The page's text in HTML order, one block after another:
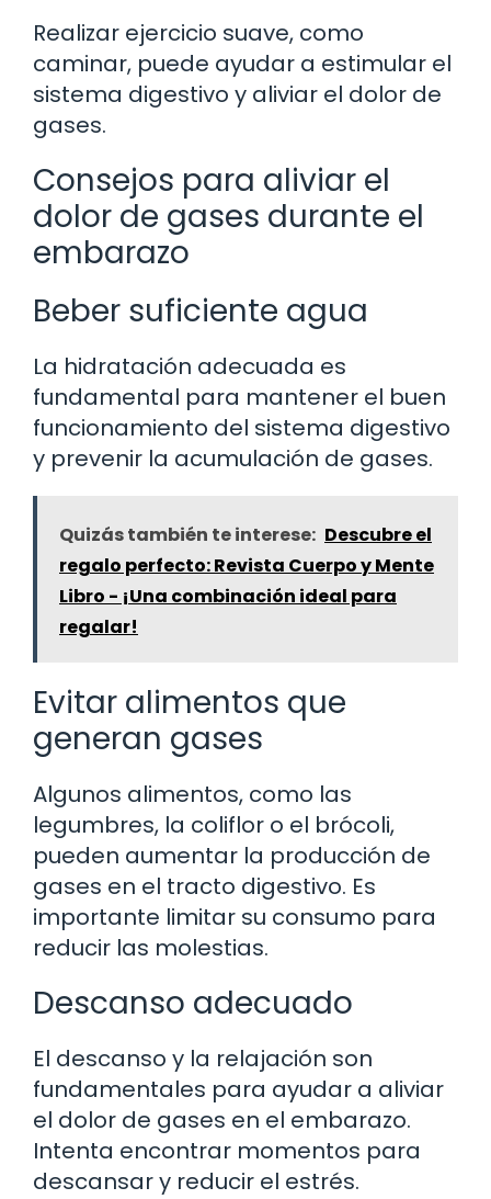
Realizar ejercicio suave, como
caminar, puede ayudar a estimular el
sistema digestivo y aliviar el dolor de
gases.
Consejos para aliviar el
dolor de gases durante el
embarazo
Beber suficiente agua
La hidratación adecuada es
fundamental para mantener el buen
funcionamiento del sistema digestivo
y prevenir la acumulación de gases.
Quizás también te interese: Descubre el
regalo perfecto: Revista Cuerpo y Mente
Libro - ¡Una combinación ideal para
regalar!
Evitar alimentos que
generan gases
Algunos alimentos, como las
legumbres, la coliflor o el brócoli,
pueden aumentar la producción de
gases en el tracto digestivo. Es
importante limitar su consumo para
reducir las molestias.
Descanso adecuado
El descanso y la relajación son
fundamentales para ayudar a aliviar
el dolor de gases en el embarazo.
Intenta encontrar momentos para
descansar y reducir el estrés.